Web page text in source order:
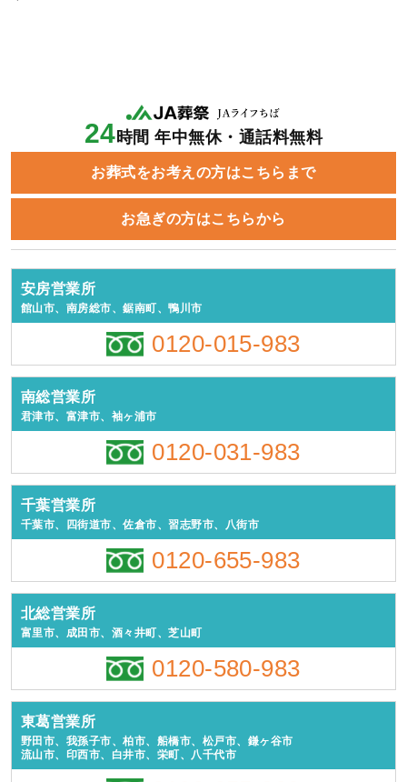
24時間 年中無休・通話料無料
お葬式をお考えの方はこちらまで
お急ぎの方はこちらから
安房営業所
館山市、南房総市、鋸南町、鴨川市
0120-015-983
南総営業所
君津市、富津市、袖ヶ浦市
0120-031-983
千葉営業所
千葉市、四街道市、佐倉市、習志野市、八街市
0120-655-983
北総営業所
富里市、成田市、酒々井町、芝山町
0120-580-983
東葛営業所
野田市、我孫子市、柏市、船橋市、松戸市、鎌ヶ谷市
流山市、印西市、白井市、栄町、八千代市